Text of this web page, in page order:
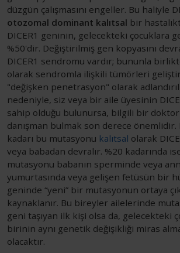
düzgün çalışmasını engeller. Bu haliyle
otozomal dominant kalıtsal bir
DICER1 geninin, gelecekteki çocuklara
%50'dir. Değiştirilmiş gen kopyasını
DICER1 sendromu vardır; bununla
olarak sendromla ilişkili tümörleri
"değişken penetrasyon" olarak
nedeniyle, siz veya bir aile üyesinin
sahip olduğu bulunursa, bilgili bir
danışman bulmak son derece önemlidir.
kadarı bu mutasyonu kalıtsal olarak
veya babadan devralır. %20 kadarında
mutasyonu babanın sperminde veya
yumurtasında veya gelişen fetüsün bir
geninde “yeni” bir mutasyonun ortaya
kaynaklanır. Bu bireyler ailelerinde
geni taşıyan ilk kişi olsa da, gelecekteki
birinin aynı genetik değişikliği miras
olacaktır.